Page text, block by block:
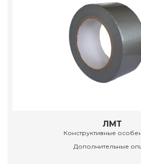
ЛМТ
Конструктивные
Дополнительные